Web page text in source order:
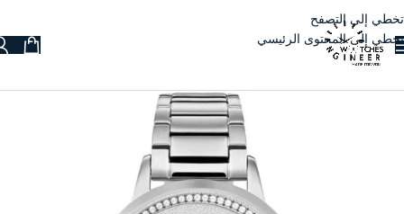
تخطي إلى التصفح
تخطي إلى المحتوى الرئيسي